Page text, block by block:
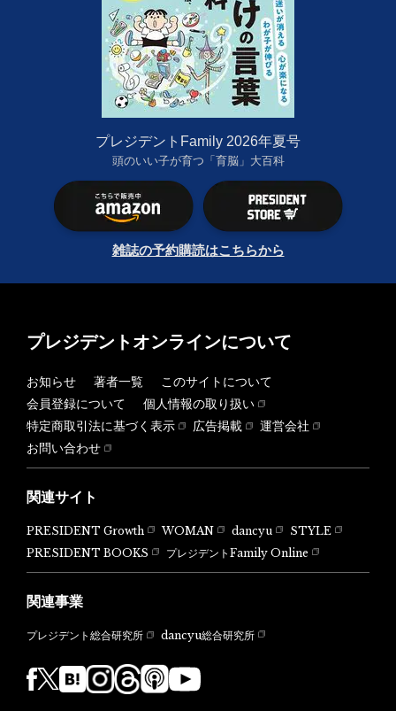
プレジデントFamily 2026年夏号
頭のいい子が育つ「育脳」大百科
雑誌の予約購読はこちらから
プレジデントオンラインについて
お知らせ 著者一覧
このサイトについて
会員登録について
個人情報の取り扱い
特定商取引法に基づく表示
広告掲載
運営会社
お問い合わせ
関連サイト
PRESIDENT Growth WOMAN dancyu
STYLE
PRESIDENT BOOKS
プレジデントFamily Online
関連事業
プレジデント総合研究所 dancyu総合研究所